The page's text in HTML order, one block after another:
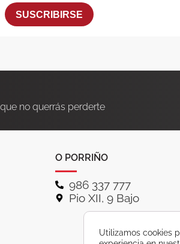
SUSCRIBIRSE
no querrás perderte
O PORRIÑO
986 337 777
Pio XII, 9 Bajo
Utilizamos cookies